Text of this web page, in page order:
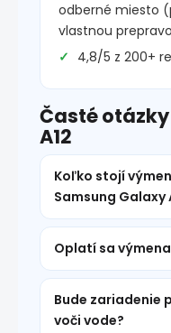
odberné miesto
vlastnou
4,8/5 z 200+
Časté
A12
Koľko stojí
Samsung Galaxy
Oplatí sa
Bude zariadenie
voči vode?